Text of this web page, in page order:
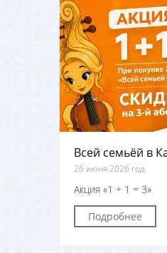
Всей семьёй в
26 июня 2026 год
Акция «1 + 1 = 3»
Подробнее